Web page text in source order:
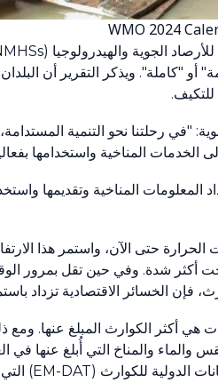
WMO 2024
"كاملة". ويذكر التقرير أن
"في رحلتنا نحو التنمية
الخدمات المناخية واستخدامها
المعلومات المناخية وتقديمها
أكثر شدة. وفي حين تقل بمرور
فإن الخسائر الاقتصادية تزداد
إلى منتصف عام 2024، كانت الفيضانات هي أكثر
عن الطقس والماء والمناخ التي أُبلغ